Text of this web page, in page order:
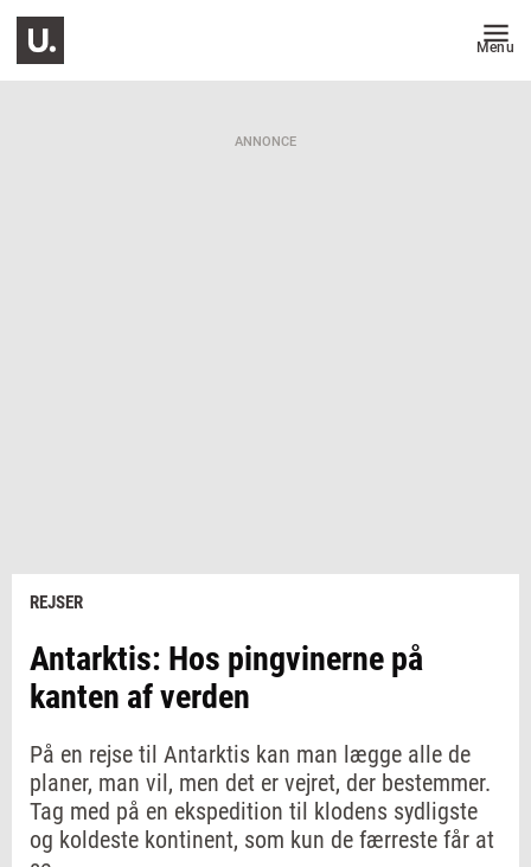
Menu
ANNONCE
REJSER
Antarktis: Hos pingvinerne på
kanten af verden
På en rejse til Antarktis kan man lægge alle de
planer, man vil, men det er vejret, der bestemmer.
Tag med på en ekspedition til klodens sydligste
og koldeste kontinent, som kun de færreste får at